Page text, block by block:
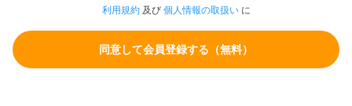
利用規約及び 個人情報の取扱いに